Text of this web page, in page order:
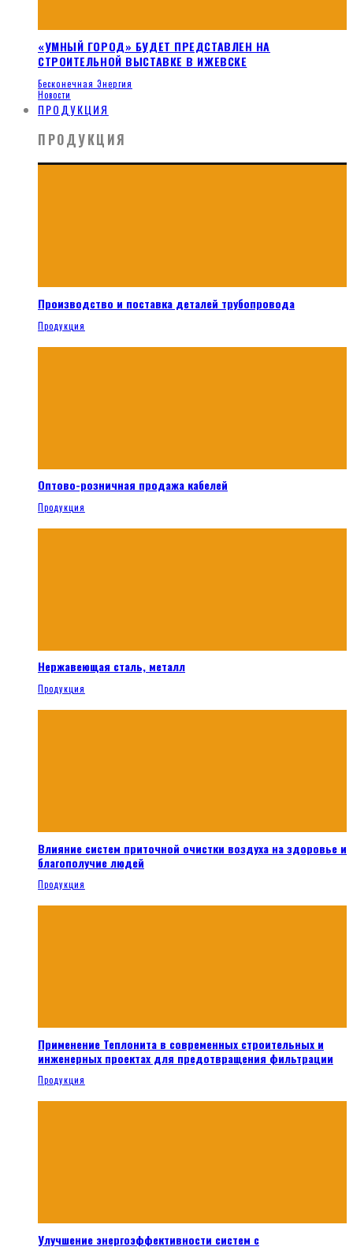
«УМНЫЙ ГОРОД» БУДЕТ ПРЕДСТАВЛЕН НА
СТРОИТЕЛЬНОЙ ВЫСТАВКЕ В ИЖЕВСКЕ
Бесконечная Энергия
Новости
ПРОДУКЦИЯ
ПРОДУКЦИЯ
Производство и поставка деталей трубопровода
Продукция
Оптово-розничная продажа кабелей
Продукция
Нержавеющая сталь, металл
Продукция
Влияние систем приточной очистки воздуха на здоровье и
благополучие людей
Продукция
Применение Теплонита в современных строительных и
инженерных проектах для предотвращения фильтрации
Продукция
Улучшение энергоэффективности систем с